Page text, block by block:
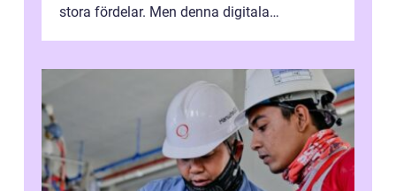
stora fördelar. Men denna digitala